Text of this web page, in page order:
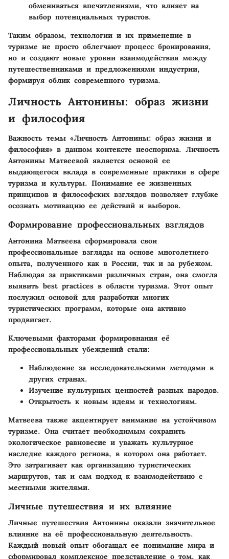
обмениваться впечатлениями, что влияет на
выбор потенциальных туристов.
Таким образом, технологии и их применение в
туризме не просто облегчают процесс бронирования,
но и создают новые уровни взаимодействия между
путешественниками и предложениями индустрии,
формируя облик современного туризма.
Личность Антонины: образ жизни
и философия
Важность темы «Личность Антонины: образ жизни и
философия» в данном контексте неоспорима. Личность
Антонины Матвеевой является основой ее
выдающегося вклада в современные практики в сфере
туризма и культуры. Понимание ее жизненных
принципов и философских взглядов позволяет глубже
осознать мотивацию ее действий и выборов.
Формирование профессиональных взглядов
Антонина Матвеева сформировала свои
профессиональные взгляды на основе многолетнего
опыта, полученного как в России, так и за рубежом.
Наблюдая за практиками различных стран, она смогла
выявить best practices в области туризма. Этот опыт
послужил основой для разработки многих
туристических программ, которые она активно
продвигает.
Ключевыми факторами формировнания её
профессиональных убеждений стали:
Наблюдение за исследовательскими методами в
других странах.
Изучение культурных ценностей разных народов.
Открытость к новым идеям и технологиям.
Матвеева также акцентирует внимание на устойчивом
туризме. Она считает необходимым сохранить
экологическое равновесие и уважать культурное
наследие каждого региона, в котором она работает.
Это затрагивает как организацию туристических
маршрутов, так и сам подход к взаимодействию с
местными жителями.
Личные путешествия и их влияние
Личные путешествия Антонины оказали значительное
влияние на её профессиональную деятельность.
Каждый новый опыт обогащал ее понимание мира и
сформировал комплексное представление о том, как